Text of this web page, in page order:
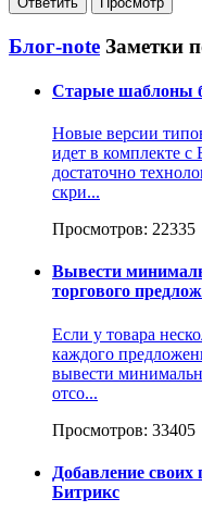
Блог-note Заметки
Старые шаблоны
Новые версии
идет в комплекте
достаточно
скри...
Просмотров: 22335
Вывести
торгового
Если у товара
каждого
вывести
отсо...
Просмотров: 33405
Добавление
Битрикс